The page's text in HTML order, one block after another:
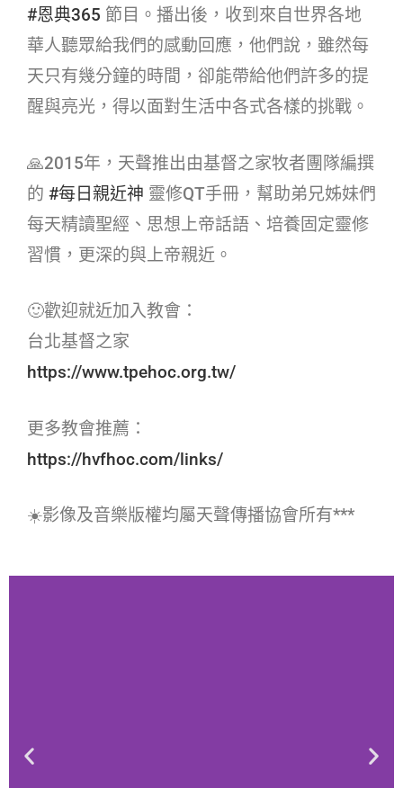
#恩典365​ 節目。播出後，收到來自世界各地
華人聽眾給我們的感動回應，他們說，雖然每
天只有幾分鐘的時間，卻能帶給他們許多的提
醒與亮光，得以面對生活中各式各樣的挑戰。
🙏2015年，天聲推出由基督之家牧者團隊編撰
的 #每日親近神​ 靈修QT手冊，幫助弟兄姊妹們
每天精讀聖經、思想上帝話語、培養固定靈修
習慣，更深的與上帝親近。
🙂歡迎就近加入教會：
台北基督之家
https://www.tpehoc.org.tw/
更多教會推薦：
https://hvfhoc.com/links/
☀️影像及音樂版權均屬天聲傳播協會所有***